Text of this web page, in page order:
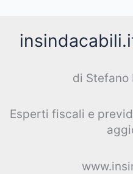
di Stefano
Esperti fiscali e